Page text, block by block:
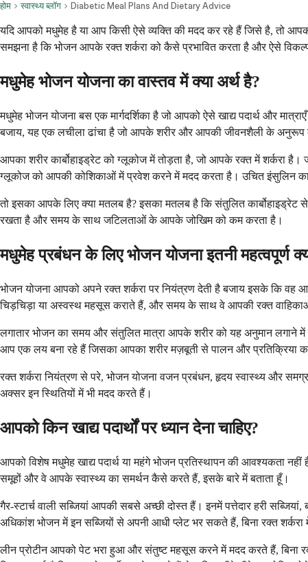
होम स्वास्थ्य ब्लॉग Diabetic Meal Plans And Dietary Advice
यदि आपको मधुमेह है या आप किसी ऐसे व्यक्ति की मदद कर रहे हैं जिसे है, तो
समझना है कि भोजन आपके रक्त शर्करा को कैसे प्रभावित करता है और ऐसे
मधुमेह भोजन योजना का वास्तव में क्या अर्थ है?
मधुमेह भोजन योजना बस एक मार्गदर्शिका है जो आपको ऐसे खाद्य पदार्थ और
बजाय, यह एक लचीला ढांचा है जो आपके शरीर और आपकी जीवनशैली के अनुरूप
आपका शरीर कार्बोहाइड्रेट को ग्लूकोज में तोड़ता है, जो आपके रक्त में शर्करा है।
ग्लूकोज को आपकी कोशिकाओं में प्रवेश करने में मदद करता है। उचित इंसुलिन
तो इसका आपके लिए क्या मतलब है? इसका मतलब है कि संतुलित कार्बोहाइड्रेट
रखता है और समय के साथ जटिलताओं के आपके जोखिम को कम करता है।
मधुमेह प्रबंधन के लिए भोजन योजना इतनी महत्वपूर्ण
भोजन योजना आपको अपने रक्त शर्करा पर नियंत्रण देती है बजाय इसके कि
चिड़चिड़ा या अस्वस्थ महसूस कराते हैं, और समय के साथ वे आपकी रक्त
लगातार भोजन का समय और संतुलित मात्रा आपके शरीर को यह अनुमान लगाने
आप एक लय बना रहे हैं जिसका आपका शरीर मज़बूती से पालन और प्रतिक्रिया
रक्त शर्करा नियंत्रण से परे, भोजन योजना वजन प्रबंधन, हृदय स्वास्थ्य और
अक्सर इन स्थितियों में भी मदद करते हैं।
आपको किन खाद्य पदार्थों पर ध्यान देना चाहिए?
आपको विशेष मधुमेह खाद्य पदार्थ या महंगे भोजन प्रतिस्थापन की आवश्यकता
समूहों और वे आपके स्वास्थ्य का समर्थन कैसे करते हैं, इसके बारे में बताता हूँ।
गैर-स्टार्च वाली सब्जियां आपकी सबसे अच्छी दोस्त हैं। इनमें पत्तेदार हरी
अधिकांश भोजन में इन सब्जियों से अपनी आधी प्लेट भर सकते हैं, बिना रक्त शर्करा में
लीन प्रोटीन आपको पेट भरा हुआ और संतुष्ट महसूस करने में मदद करते हैं, बिना